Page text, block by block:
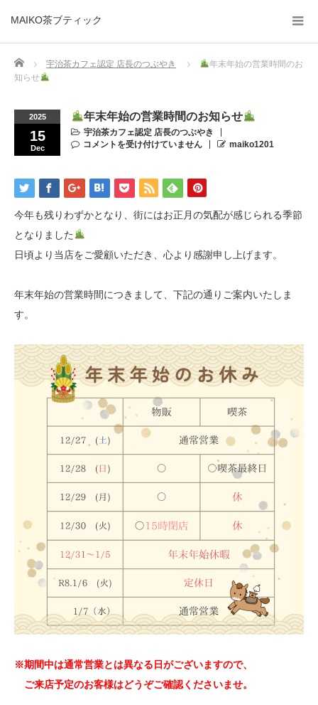
MAIKO茶ブティック
Home 宇治茶カフェ認定 店長のつぶやき
年末年始の営業時間のお
知らせ
2025
15
Dec
年末年始の営業時間のお知らせ
宇治茶カフェ認定 店長のつぶやき
コメントを受け付けていません
maiko1201
今年も残りわずかとなり、街にはお正月の気配が感じられる季節
となりました
日頃より当店をご愛顧いただき、心より感謝申し上げます。
年末年始の営業時間につきまして、下記の通りご案内いたしま
す。
※期間中は通常営業とは異なる日がございますので、
ご来店予定のお客様はどうぞご確認くださいませ。